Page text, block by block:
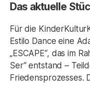
Das aktuelle
Für die
Estilo Dance eine
„ESCAPE“, das im
Ser“ entstand –
Friedensprozesses.